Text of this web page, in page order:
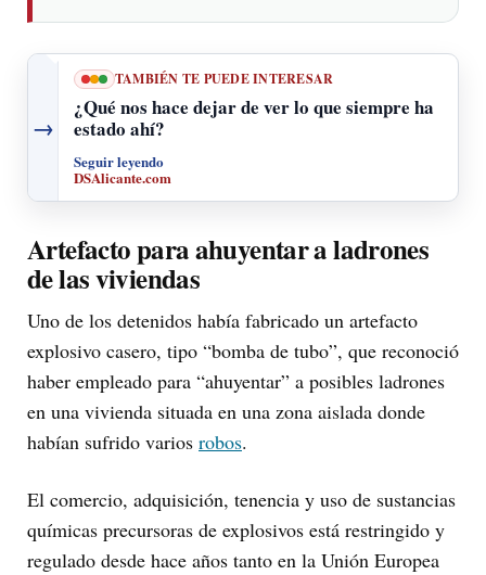
→
TAMBIÉN TE PUEDE INTERESAR
¿Qué nos hace dejar de ver lo que siempre ha
estado ahí?
Seguir leyendo
DSAlicante.com
Artefacto para ahuyentar a ladrones
de las viviendas
Uno de los detenidos había fabricado un artefacto
explosivo casero, tipo “bomba de tubo”, que reconoció
haber empleado para “ahuyentar” a posibles ladrones
en una vivienda situada en una zona aislada donde
habían sufrido varios robos.
El comercio, adquisición, tenencia y uso de sustancias
químicas precursoras de explosivos está restringido y
regulado desde hace años tanto en la Unión Europea